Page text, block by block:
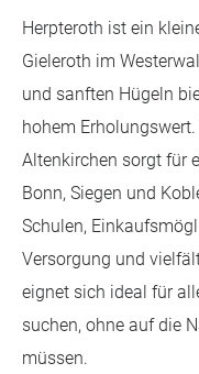
Herpteroth ist ein
Gieleroth im
und sanften Hügeln
hohem
Altenkirchen sorgt für
Bonn, Siegen und
Schulen,
Versorgung und
eignet sich ideal für
suchen, ohne auf die
müssen.